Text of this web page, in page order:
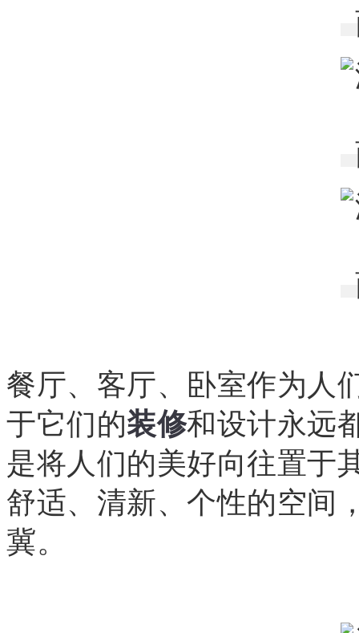
餐厅、客厅、卧室作为人
于它们的装修和设计永远
是将人们的美好向往置于
舒适、清新、个性的空间
冀。